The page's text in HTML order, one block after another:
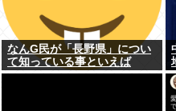
なんG民が「長野県」につい
て知っている事といえば
www